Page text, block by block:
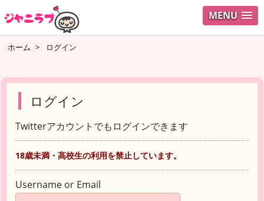
MENU
ホーム > ログイン
ログイン
Twitterアカウントでもログインできます
18歳未満・高校生の利用を禁止しています。
Username or Email